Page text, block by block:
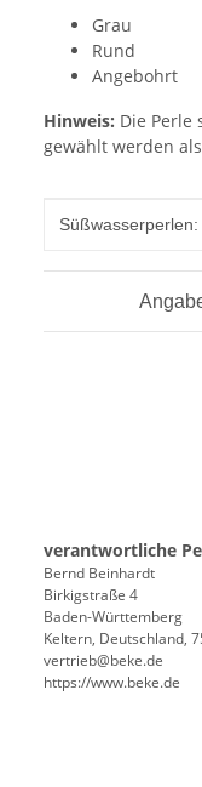
Grau
Rund
Angebohrt
Hinweis: Die Perle
gewählt werden
Wert
Süßwasserperlen:
verantwortliche
Bernd Beinhardt
Birkigstraße 4
Baden-Württemberg
Keltern, Deutschland,
vertrieb@beke.de
https://www.beke.de